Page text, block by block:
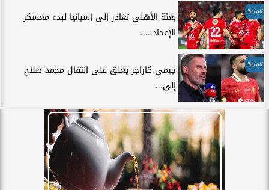
الرياضة
بعثة الأهلي تغادر إلى إسبانيا لبدء معسكر
الإعداد.....
الرياضة
جيمي كاراجر يعلق على انتقال محمد صلاح
إلى...